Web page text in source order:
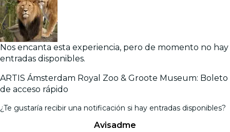
Nos encanta esta experiencia, pero de momento no hay
entradas disponibles.
ARTIS Ámsterdam Royal Zoo & Groote Museum: Boleto
de acceso rápido
¿Te gustaría recibir una notificación si hay entradas disponibles?
Avisadme